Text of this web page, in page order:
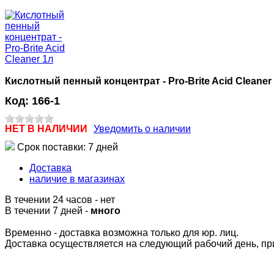
Кислотный пенный концентрат - Pro-Brite Acid Cleaner
Код: 166-1
НЕТ В НАЛИЧИИ
Уведомить о наличии
Срок поставки: 7 дней
Доставка
наличие в магазинах
В течении 24 часов - нет
В течении 7 дней - много
Временно - доставка возможна только для юр. лиц.
Доставка осуществляется на следующий рабочий день,